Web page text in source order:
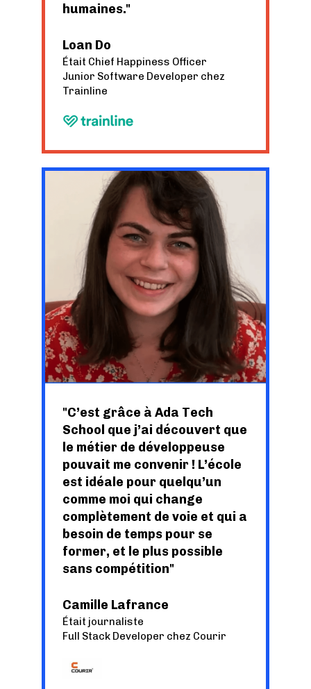
humaines.
Loan Do
Était Chief Happiness Officer
Junior Software Developer chez
Trainline
C’est grâce à Ada Tech
School que j’ai découvert que
le métier de développeuse
pouvait me convenir ! L’école
est idéale pour quelqu’un
comme moi qui change
complètement de voie et qui a
besoin de temps pour se
former, et le plus possible
sans compétition
Camille Lafrance
Était journaliste
Full Stack Developer chez Courir